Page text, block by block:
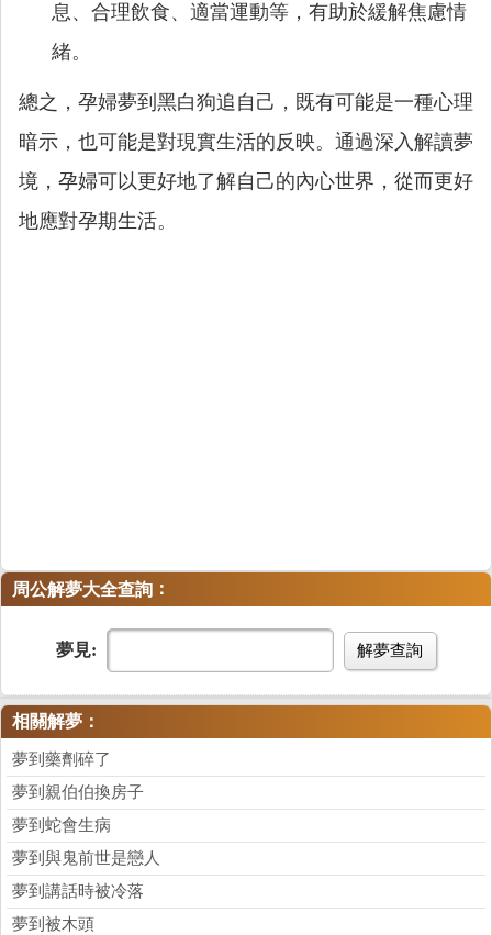
息、合理飲食、適當運動等，有助於緩解焦慮情
緒。
總之，孕婦夢到黑白狗追自己，既有可能是一種心理
暗示，也可能是對現實生活的反映。通過深入解讀夢
境，孕婦可以更好地了解自己的內心世界，從而更好
地應對孕期生活。
周公解夢大全查詢 ：
夢見: 解夢查詢
相關解夢：
夢到藥劑碎了
夢到親伯伯換房子
夢到蛇會生病
夢到與鬼前世是戀人
夢到講話時被冷落
夢到被木頭